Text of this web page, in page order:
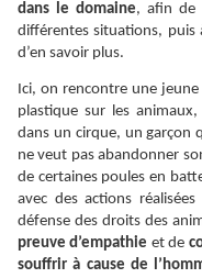
dans le domaine, afin de
différentes situations,
d’en savoir plus.
Ici, on rencontre une jeune
plastique sur les
dans un cirque, un garçon
ne veut pas abandonner
de certaines poules en
avec des actions
défense des droits des
preuve d’empathie et de
souffrir à cause de